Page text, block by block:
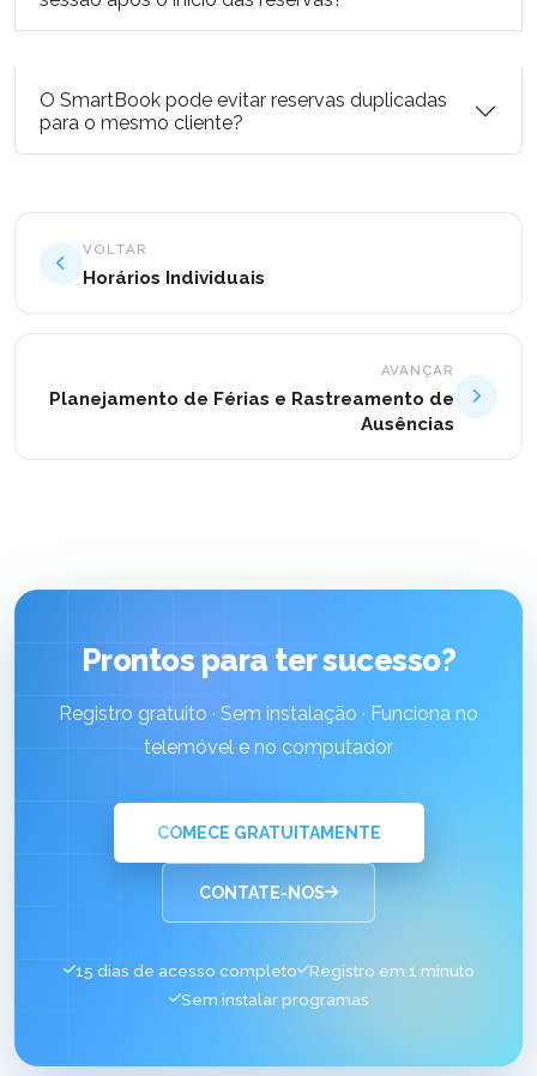
O SmartBook pode evitar reservas duplicadas
para o mesmo cliente?
VOLTAR
Horários Individuais
AVANÇAR
Planejamento de Férias e Rastreamento de
Ausências
Prontos para ter sucesso?
Registro gratuito · Sem instalação · Funciona no
telemóvel e no computador
COMECE GRATUITAMENTE
CONTATE-NOS
15 dias de acesso completo
Registro em 1 minuto
Sem instalar programas